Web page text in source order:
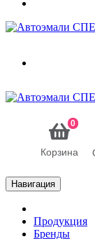
0
Корзина
Навигация
Продукция
Бренды